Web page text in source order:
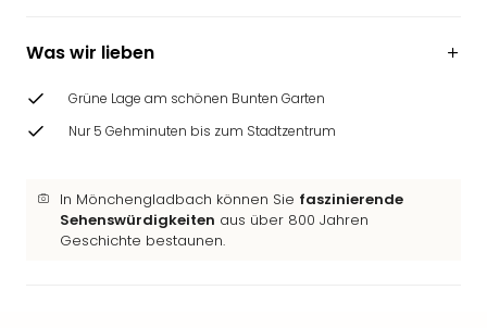
Was wir lieben
Grüne Lage am schönen Bunten Garten
Nur 5 Gehminuten bis zum Stadtzentrum
In Mönchengladbach können Sie faszinierende
Sehenswürdigkeiten aus über 800 Jahren
Geschichte bestaunen.